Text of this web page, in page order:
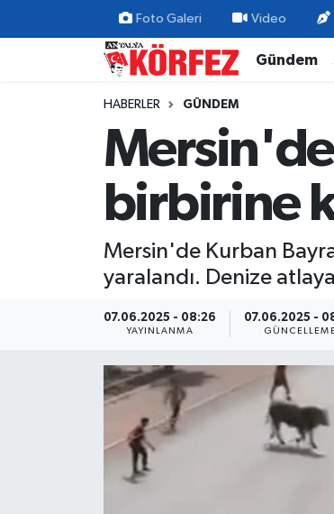
Foto Galeri Video
Gündem
HABERLER GÜNDEM
birbirine
Mersin'de Kurban
yaralandı. Denize
07.06.2025 - 08:26
YAYINLANMA
07.06.2025 -
Gündem
Yerel Yönetim
Nöbetçi Eczaneler
Trafik Durumu
Süper Lig Puan Durumu ve Fikstür
Tüm Manşetler